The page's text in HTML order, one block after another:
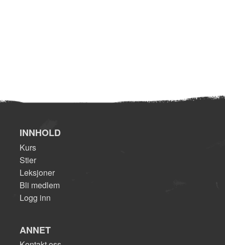
INNHOLD
Kurs
Stier
Leksjoner
Bli medlem
Logg inn
ANNET